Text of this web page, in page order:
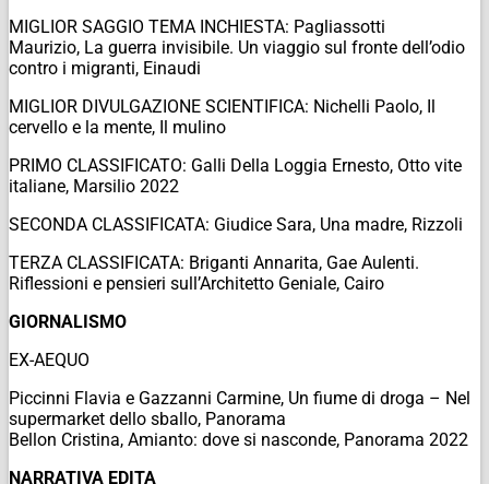
MIGLIOR SAGGIO TEMA INCHIESTA: Pagliassotti
Maurizio, La guerra invisibile. Un viaggio sul fronte dell’odio
contro i migranti, Einaudi
MIGLIOR DIVULGAZIONE SCIENTIFICA: Nichelli Paolo, Il
cervello e la mente, Il mulino
PRIMO CLASSIFICATO: Galli Della Loggia Ernesto, Otto vite
italiane, Marsilio 2022
SECONDA CLASSIFICATA: Giudice Sara, Una madre, Rizzoli
TERZA CLASSIFICATA: Briganti Annarita, Gae Aulenti.
Riflessioni e pensieri sull’Architetto Geniale, Cairo
GIORNALISMO
EX-AEQUO
Piccinni Flavia e Gazzanni Carmine, Un fiume di droga – Nel
supermarket dello sballo, Panorama
Bellon Cristina, Amianto: dove si nasconde, Panorama 2022
NARRATIVA EDITA